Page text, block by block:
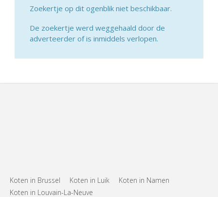
Zoekertje op dit ogenblik niet beschikbaar.
De zoekertje werd weggehaald door de
adverteerder of is inmiddels verlopen.
Koten in Brussel Koten in Luik
Koten in Namen
Koten in Louvain-La-Neuve